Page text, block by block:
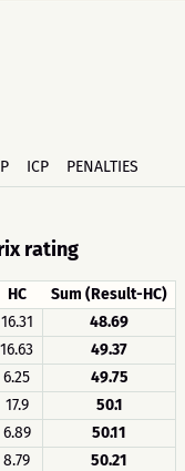
ICP PENALTIES
rating
HC
Sum (Result-HC)
16.31
48.69
16.63
49.37
6.25
49.75
17.9
50.1
6.89
50.11
8.79
50.21